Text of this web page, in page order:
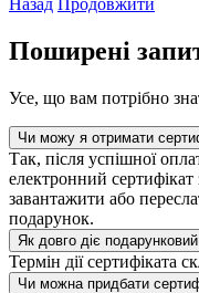
Поширені
Усе, що вам потрібно
Чи можу я отримати
Так, після успішної
електронний
завантажити або
подарунок.
Як довго діє
Термін дії сертифіката
Чи можна придбати